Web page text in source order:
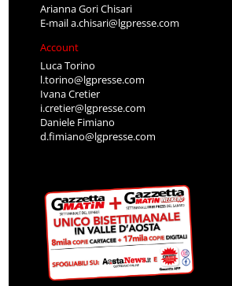
Arianna Gori Chisari
E-maila.chisari@lgpresse.com
Account
Luca Torino
l.torino@lgpresse.com
Ivana Cretier
i.cretier@lgpresse.com
Daniele Fimiano
d.fimiano@lgpresse.com